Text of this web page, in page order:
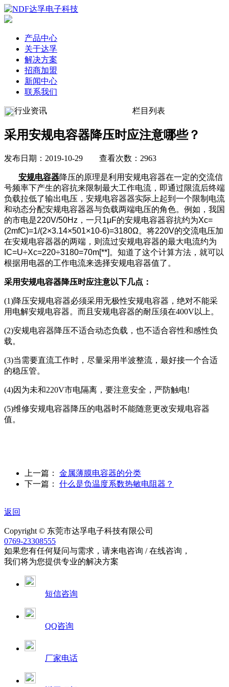
产品中心
关于达孚
解决方案
招商加盟
新闻中心
联系我们
行业资讯 栏目列表
采用安规电容器降压时应注意哪些？
发布日期：2019-10-29 查看次数：2963
安规电容器降压的原理是利用安规电容器在一定的交流信
号频率下产生的容抗来限制最大工作电流，即通过限流后终端
负载拉低了输出电压，安规电容器器实际上起到一个限制电流
和动态分配安规电容器器与负载两端电压的角色。例如，我国
的市电是220V/50Hz，一只1μF的安规电容器容抗约为Xc=
(2mfC)=1/(2×3.14×501×10-6)=3180Ω。将220V的交流电压加
在安规电容器器的两端，则流过安规电容器的最大电流约为
IC=U÷Xc=220÷3180=70m[**]。知道了这个计算方法，就可以
根据用电器的工作电流来选择安规电容器值了。
采用安规电容器降压时应注意以下几点：
(1)降压安规电容器必须采用无极性安规电容器，绝对不能采
用电解安规电容器。而且安规电容器的耐压须在400V以上。
(2)安规电容器降压不适合动态负载，也不适合容性和感性负
载。
(3)当需要直流工作时，尽量采用半波整流，最好接一个合适
的稳压管。
(4)因为未和220V市电隔离，要注意安全，严防触电!
(5)维修安规电容器降压的电器时不能随意更改安规电容器
值。
上一篇： 金属薄膜电容器的分类
下一篇： 什么是负温度系数热敏电阻器？
返回
Copyright © 东莞市达孚电子科技有限公司
0769-23308555
如果您有任何疑问与需求，请来电咨询 / 在线咨询，
我们将为您提供专业的解决方案
短信咨询
QQ咨询
厂家电话